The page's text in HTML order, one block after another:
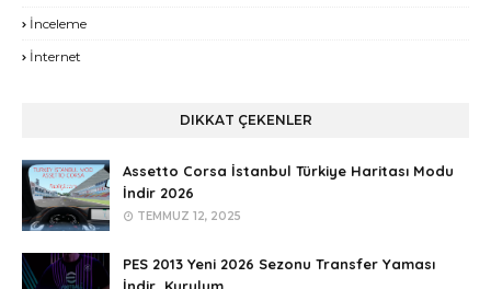
İnceleme
İnternet
DIKKAT ÇEKENLER
Assetto Corsa İstanbul Türkiye Haritası Modu
İndir 2026
TEMMUZ 12, 2025
PES 2013 Yeni 2026 Sezonu Transfer Yaması